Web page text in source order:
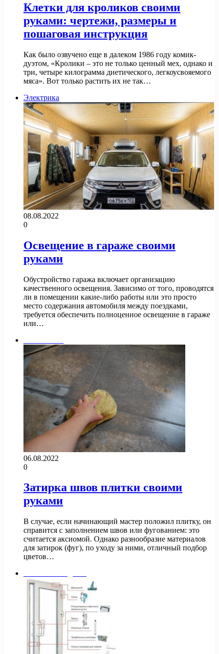
Клетки для кроликов своими
руками: чертежи, размеры и
пошаговая инструкция
Как было озвучено еще в далеком 1986 году комик-
дуэтом, «Кролики – это не только ценный мех, однако и
три, четыре килограмма диетического, легкоусвояемого
мяса». Вот только растить их не так…
Электрика
08.08.2022
0
Освещение в гараже своими
руками
Обустройство гаража включает организацию
качественного освещения. Зависимо от того, проводятся
ли в помещении какие-либо работы или это просто
место содержания автомобиля между поездками,
требуется обеспечить полноценное освещение в гараже
или…
06.08.2022
0
Затирка швов плитки своими
руками
В случае, если начинающий мастер положил плитку, он
справится с заполнением швов или фугованием: это
считается аксиомой. Однако разнообразие материалов
для затирок (фуг), по уходу за ними, отличный подбор
цветов…